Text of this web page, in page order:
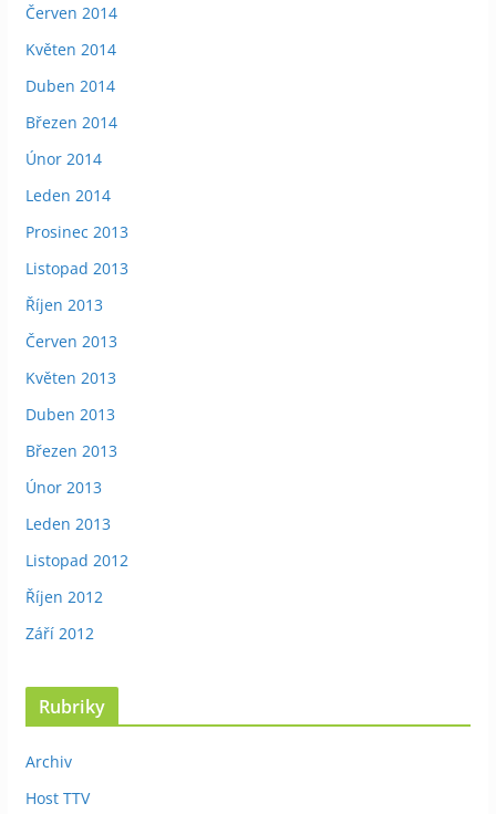
Červen 2014
Květen 2014
Duben 2014
Březen 2014
Únor 2014
Leden 2014
Prosinec 2013
Listopad 2013
Říjen 2013
Červen 2013
Květen 2013
Duben 2013
Březen 2013
Únor 2013
Leden 2013
Listopad 2012
Říjen 2012
Září 2012
Rubriky
Archiv
Host TTV